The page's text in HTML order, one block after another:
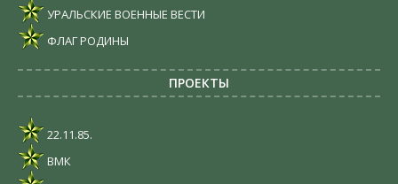
УРАЛЬСКИЕ ВОЕННЫЕ ВЕСТИ
ФЛАГ РОДИНЫ
ПРОЕКТЫ
22.11.85.
ВМК